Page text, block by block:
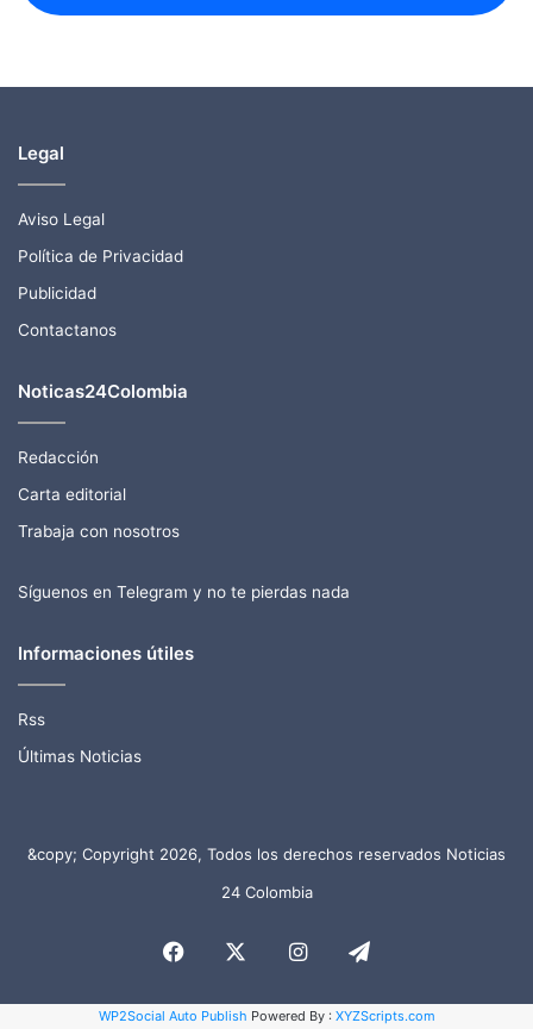
Legal
Aviso Legal
Política de Privacidad
Publicidad
Contactanos
Noticas24Colombia
Redacción
Carta editorial
Trabaja con nosotros
Síguenos en Telegram y no te pierdas nada
Informaciones útiles
Rss
Últimas Noticias
&copy; Copyright 2026, Todos los derechos reservados Noticias
24 Colombia
Facebook InstagramTelegram
WP2Social Auto Publish Powered By : XYZScripts.com